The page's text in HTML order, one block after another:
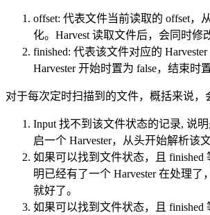
offset: 代表文件当前读取的 offset，
化。Harvest 读取文件后，会同时修
finished: 代表该文件对应的 Harvester
Harvester 开始时置为 false，结束时置
对于每次定时扫描到的文件，概括来说，
Input 找不到该文件状态的记录, 说
启一个 Harvester，从头开始解析该
如果可以找到文件状态，且 finished
明已经有了一个 Harvester 在处理了
就好了。
如果可以找到文件状态，且 finished